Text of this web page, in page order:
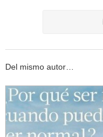
Del mismo autor…